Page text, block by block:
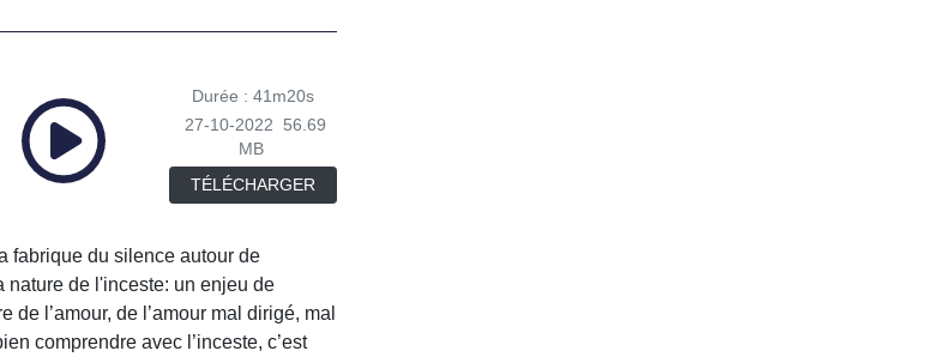
Durée : 41m20s
27-10-2022
56.69
MB
TÉLÉCHARGER
fabrique du silence autour de
nature de l'inceste: un enjeu de
l’amour, de l’amour mal dirigé, mal
comprendre avec l’inceste, c’est